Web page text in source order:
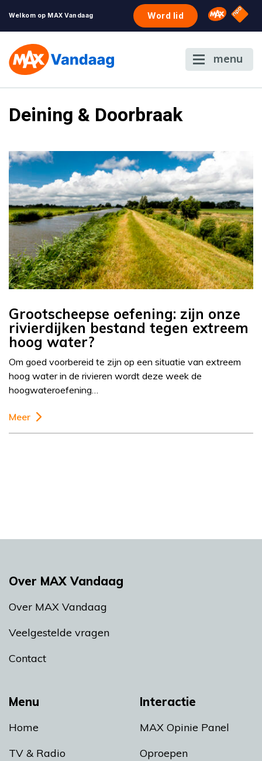
Welkom op MAX Vandaag Word lid Omroep
NPO
menu
Deining & Doorbraak
Grootscheepse oefening: zijn onze
rivierdijken bestand tegen extreem
hoog water?
Om goed voorbereid te zijn op een situatie van extreem
hoog water in de rivieren wordt deze week de
hoogwateroefening…
Meer
Menu
Home
TV & Radio
Interactie
MAX Opinie Panel
Oproepen
Over MAX Vandaag
Over MAX Vandaag
Veelgestelde vragen
Contact